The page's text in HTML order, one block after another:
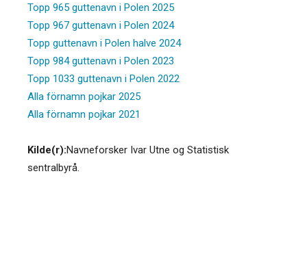
Topp 965 guttenavn i Polen 2025
Topp 967 guttenavn i Polen 2024
Topp guttenavn i Polen halve 2024
Topp 984 guttenavn i Polen 2023
Topp 1033 guttenavn i Polen 2022
Alla förnamn pojkar 2025
Alla förnamn pojkar 2021
Kilde(r):Navneforsker Ivar Utne og Statistisk
sentralbyrå.